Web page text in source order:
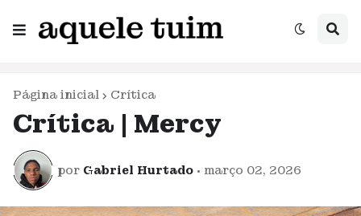
Página inicial Crítica
Crítica | Mercy
por Gabriel Hurtado • março 02, 2026